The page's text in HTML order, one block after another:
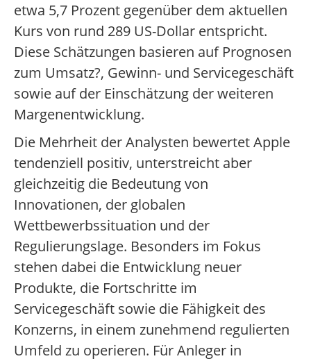
etwa 5,7 Prozent gegenüber dem aktuellen
Kurs von rund 289 US-Dollar entspricht.
Diese Schätzungen basieren auf Prognosen
zum Umsatz?, Gewinn- und Servicegeschäft
sowie auf der Einschätzung der weiteren
Margenentwicklung.
Die Mehrheit der Analysten bewertet Apple
tendenziell positiv, unterstreicht aber
gleichzeitig die Bedeutung von
Innovationen, der globalen
Wettbewerbssituation und der
Regulierungslage. Besonders im Fokus
stehen dabei die Entwicklung neuer
Produkte, die Fortschritte im
Servicegeschäft sowie die Fähigkeit des
Konzerns, in einem zunehmend regulierten
Umfeld zu operieren. Für Anleger in